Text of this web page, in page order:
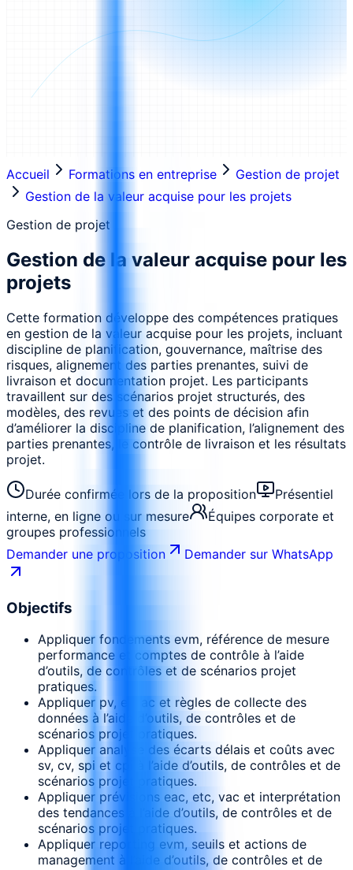
Accueil Formations en entreprise
Gestion de projet
Gestion de la valeur acquise pour les projets
Gestion de projet
Gestion de la valeur acquise pour les
projets
Cette formation développe des compétences pratiques
en gestion de la valeur acquise pour les projets, incluant
discipline de planification, gouvernance, maîtrise des
risques, alignement des parties prenantes, suivi de
livraison et documentation projet. Les participants
travaillent sur des scénarios projet structurés, des
modèles, des revues et des points de décision afin
d’améliorer la discipline de planification, l’alignement des
parties prenantes, le contrôle de livraison et les résultats
projet.
Durée confirmée lors de la proposition
Présentiel
interne, en ligne ou sur mesure
Équipes corporate et
groupes professionnels
Demander une proposition
Demander sur WhatsApp
Objectifs
Appliquer fondements evm, référence de mesure
performance et comptes de contrôle à l’aide
d’outils, de contrôles et de scénarios projet
pratiques.
Appliquer pv, ev, ac et règles de collecte des
données à l’aide d’outils, de contrôles et de
scénarios projet pratiques.
Appliquer analyse des écarts délais et coûts avec
sv, cv, spi et cpi à l’aide d’outils, de contrôles et de
scénarios projet pratiques.
Appliquer prévisions eac, etc, vac et interprétation
des tendances à l’aide d’outils, de contrôles et de
scénarios projet pratiques.
Appliquer reporting evm, seuils et actions de
management à l’aide d’outils, de contrôles et de